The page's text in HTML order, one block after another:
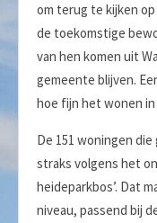
om terug te kijken
de toekomstige
van hen komen uit
gemeente blijven.
hoe fijn het wonen
De 151 woningen
straks volgens het
heideparkbos’. Dat
niveau, passend bij